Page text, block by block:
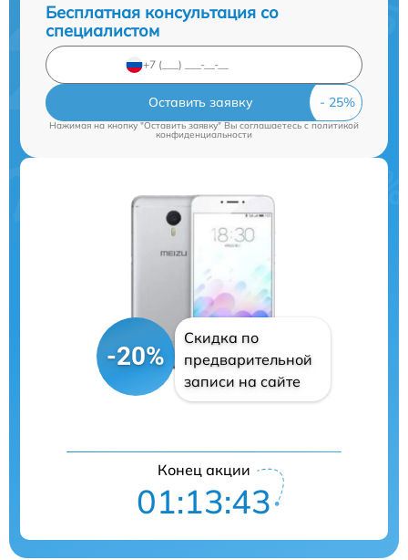
Бесплатная консультация со
специалистом
Оставить заявку
Нажимая на кнопку "Оставить заявку" Вы соглашаетесь cполитикой
конфиденциальности
-20%
Скидка по
предварительной
записи на сайте
Конец акции
01:13:42